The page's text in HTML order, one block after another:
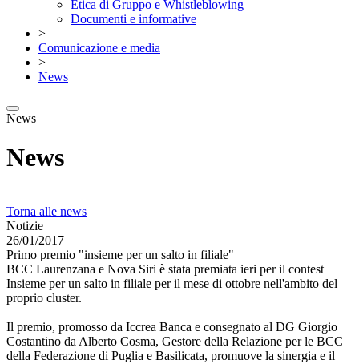
Etica di Gruppo e Whistleblowing
Documenti e informative
>
Comunicazione e media
>
News
News
News
Torna alle news
Notizie
26/01/2017
Primo premio "insieme per un salto in filiale"
BCC Laurenzana e Nova Siri è stata premiata ieri per il contest
Insieme per un salto in filiale per il mese di ottobre nell'ambito del
proprio cluster.
Il premio, promosso da Iccrea Banca e consegnato al DG Giorgio
Costantino da Alberto Cosma, Gestore della Relazione per le BCC
della Federazione di Puglia e Basilicata, promuove la sinergia e il